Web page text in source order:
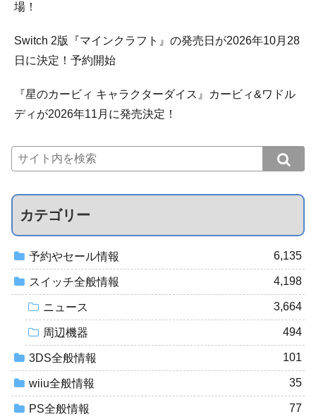
場！
Switch 2版『マインクラフト』の発売日が2026年10月28
日に決定！予約開始
『星のカービィ キャラクターダイス』カービィ&ワドル
ディが2026年11月に発売決定！
カテゴリー
予約やセール情報 6,135
スイッチ全般情報 4,198
ニュース 3,664
周辺機器 494
3DS全般情報 101
wiiu全般情報 35
PS全般情報 77